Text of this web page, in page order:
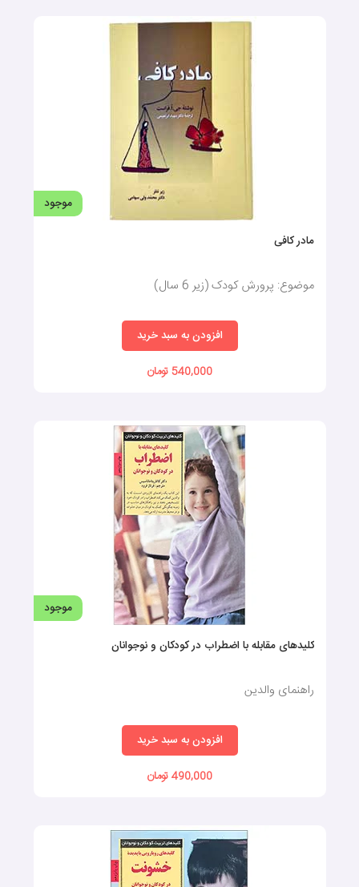
موجود
مادر کافی
موضوع: پرورش کودک (زیر 6 سال)
افزودن به سبد خرید
540,000 تومان
موجود
کلیدهای مقابله با اضطراب در کودکان و نوجوانان
راهنمای والدین
افزودن به سبد خرید
490,000 تومان